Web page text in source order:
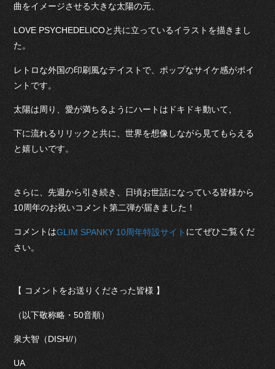
曲をイメージさせる大きな太陽の元、
LOVE PSYCHEDELICOと共に立っているイラストを描きまし
た。
レトロな外国の印刷風なテイストで、ポップなサイケ感がポイ
ントです。
太陽は周り、愛が満ちるようにハートはドキドキ動いて、
下に流れるリリックと共に、世界を想像しながら見てもらえる
と嬉しいです。
さらに、先週から引き続き、日頃お世話になっている皆様から
10周年のお祝いコメント第二弾が届きました！
コメントはGLIM SPANKY 10周年特設サイト にてぜひご覧くだ
さい。
【 コメントをお送りくださった皆様 】
（以下敬称略・50音順）
泉大智（DISH//）
UA